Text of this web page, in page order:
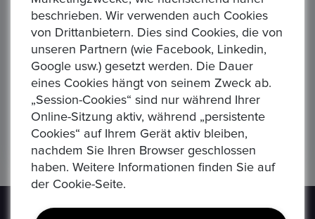
Äquatorial Guinea 7000 Franken, 1993 Dinosaurier Jura - Plateosaurus
Alle Verhandlungen
0
beschrieben. Wir verwenden auch Cookies
von Drittanbietern. Dies sind Cookies, die von
unseren Partnern (wie Facebook, Linkedin,
Google usw.) gesetzt werden. Die Dauer
eines Cookies hängt von seinem Zweck ab.
„Session-Cookies“ sind nur während Ihrer
Online-Sitzung aktiv, während „persistente
Cookies“ auf Ihrem Gerät aktiv bleiben,
nachdem Sie Ihren Browser geschlossen
haben. Weitere Informationen finden Sie auf
der Cookie-Seite.